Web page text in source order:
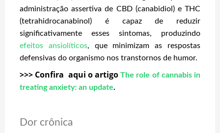
administração assertiva de CBD (canabidiol) e THC
(tetrahidrocanabinol) é capaz de reduzir
significativamente esses sintomas, produzindo
efeitos ansiolíticos, que minimizam as respostas
defensivas do organismo nos transtornos de humor.
>>> Confira aqui o artigoThe role of cannabis in
treating anxiety: an update.
Dor crônica